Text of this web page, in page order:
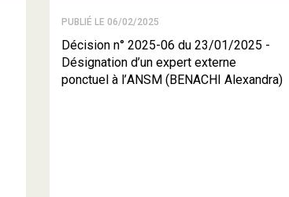
PUBLIÉ LE 06/02/2025
Décision n° 2025-06 du 23/01/2025 -
Désignation d’un expert externe
ponctuel à l’ANSM (BENACHI Alexandra)